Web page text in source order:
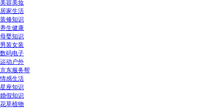
美容美妆
居家生活
装修知识
养生健康
母婴知识
男装女装
数码电子
运动户外
京东服务帮
情感生活
星座知识
婚假知识
花草植物